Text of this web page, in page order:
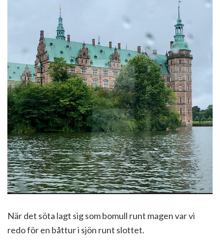
När det söta lagt sig som bomull runt magen var vi
redo för en båttur i sjön runt slottet.